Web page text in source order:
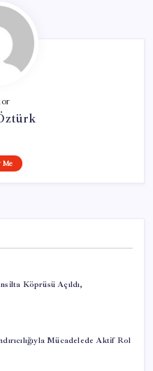
Me
Köprüsü Açıldı,
Mücadelede Aktif Rol